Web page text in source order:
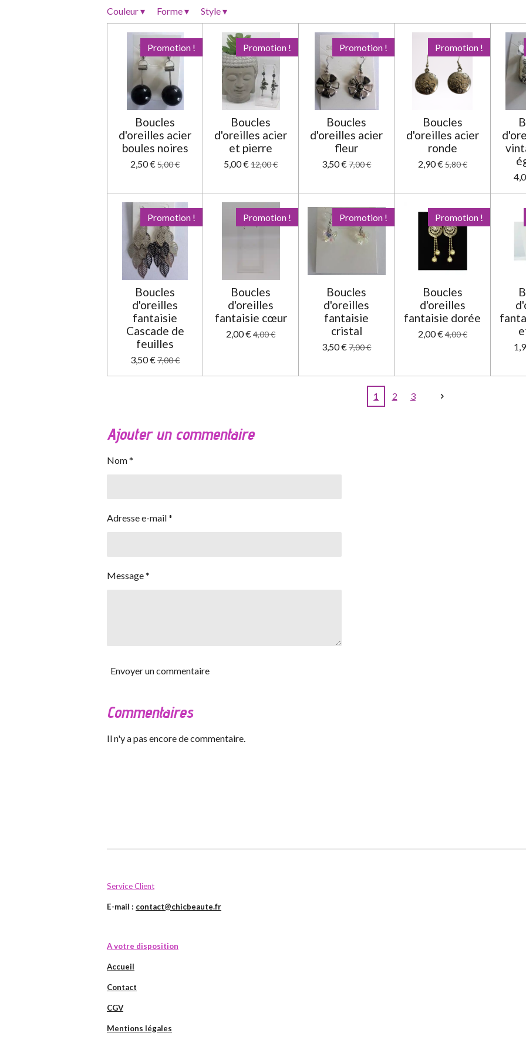
o
n
Couleur▾ Forme▾ Style▾
Promotion !
Boucles
d'oreilles acier
boules noires
2,50 €5,00 €
Promotion !
Boucles
d'oreilles acier
et pierre
5,00 €12,00 €
Promotion !
Boucles
d'oreilles acier
fleur
3,50 € 7,00 €
Promotion !
Boucles
d'oreilles acier
ronde
2,90 €5,80 €
Promotion !
Boucles
d'oreilles
fantaisie
Cascade de
feuilles
3,50 €7,00 €
Promotion !
Boucles
d'oreilles
fantaisie cœur
2,00 €4,00 €
Promotion !
Boucles
d'oreilles
fantaisie
cristal
3,50 € 7,00 €
Promotion !
Boucles
d'oreilles
fantaisie dorée
2,00 €4,00 €
1 2 3
Ajouter un commentaire
Nom *
Adresse e-mail *
Message *
Envoyer un commentaire
Commentaires
Il n'y a pas encore de commentaire.
Service Client
E-mail : contact@chicbeaute.fr
A votre disposition
Accueil
Contact
CGV
Mentions légales